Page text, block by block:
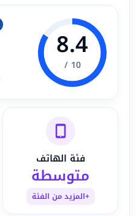
8.4
10 /
فئة الهاتف
متوسطة
+المزيد من الفئة